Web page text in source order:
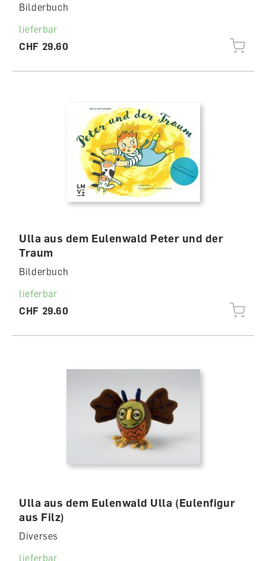
Bilderbuch
lieferbar
CHF 29.60
Ulla aus dem Eulenwald Peter und der
Traum
Bilderbuch
lieferbar
CHF 29.60
Ulla aus dem Eulenwald Ulla (Eulenfigur
aus Filz)
Diverses
lieferbar